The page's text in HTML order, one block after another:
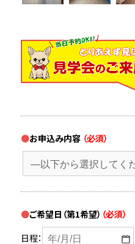
お申込み内容 （必須）
ご希望日（第1希望） （必須）
日程：